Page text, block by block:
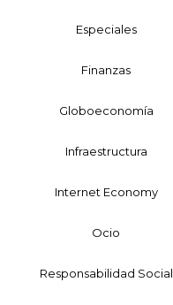
Especiales
Finanzas
Globoeconomía
Infraestructura
Internet Economy
Ocio
Responsabilidad Social